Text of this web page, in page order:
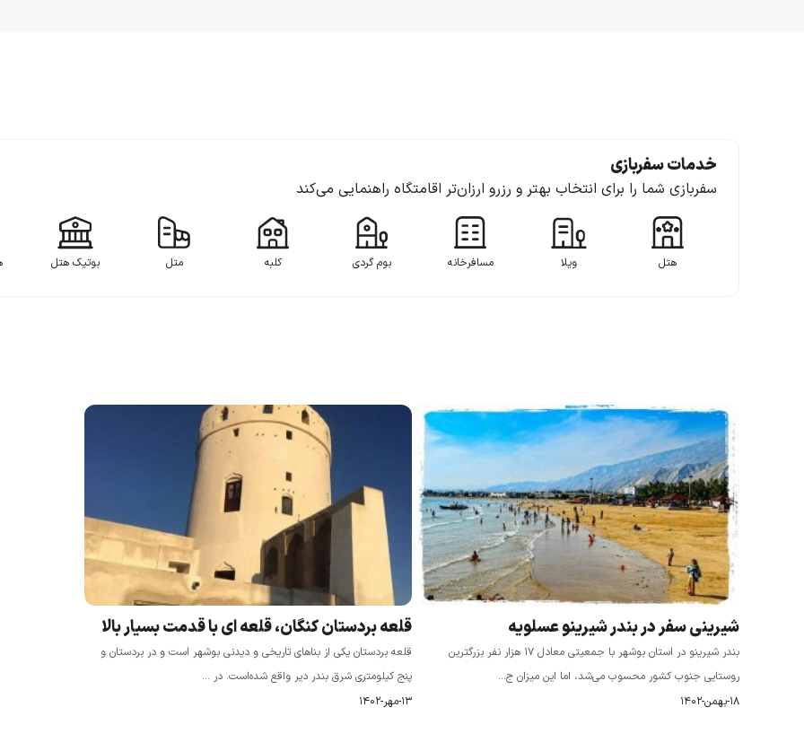
خدمات سفربازی
سفربازی شما را برای انتخاب بهتر و رزرو ارزان‌تر اقامتگاه راهنمایی می‌کند
هتل ویلا مسافرخانه بوم گردی کلبه متل بوتیک هتل
شیرینی سفر در بندر شیرینو عسلویه
بندر شیرینو در استان بوشهر با جمعیتی معادل ۱۷ هزار نفر بزرگترین
روستایی جنوب کشور محسوب می‌شد، اما این میزان ج...
۱۸-بهمن-۱۴۰۲
قلعه بردستان کنگان، قلعه ای با قدمت بسیار بالا
قلعه بردستان یکی از بناهای تاریخی و دیدنی بوشهر است و در بردستان و
پنج کیلومتری شرق بندر دیر واقع شده‌است. در ...
۱۳-مهر-۱۴۰۲